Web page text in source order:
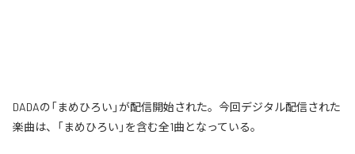
DADAの「まめひろい」が配信開始された。今回デジタル配信された
楽曲は、「まめひろい」を含む全1曲となっている。